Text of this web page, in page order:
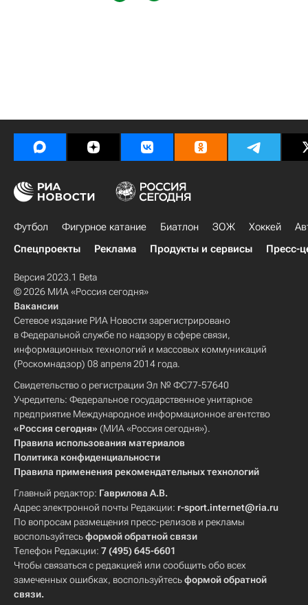
Футбол Фигурное катание Биатлон ЗОЖ Хоккей
Спецпроекты
Реклама Продукты и сервисы Пресс-
Версия 2023.1 Beta
© 2026 МИА «Россия сегодня»
Вакансии
Сетевое издание РИА Новости зарегистрировано
в Федеральной службе по надзору в сфере связи,
информационных технологий и массовых коммуникаций
(Роскомнадзор) 08 апреля 2014 года.
Свидетельство о регистрации Эл № ФС77-57640
Учредитель: Федеральное государственное унитарное
предприятие Международное информационное агентство
«Россия сегодня» (МИА «Россия сегодня»).
Правила использования материалов
Политика конфиденциальности
Правила применения рекомендательных технологий
Главный редактор: Гаврилова А.В.
Адрес электронной почты Редакции: r-sport.internet@ria.ru
По вопросам размещения пресс-релизов и рекламы
воспользуйтесьформой обратной связи
Телефон Редакции: 7 (495) 645-6601
Чтобы связаться с редакцией или сообщить обо всех
замеченных ошибках, воспользуйтесьформой обратной
связи.